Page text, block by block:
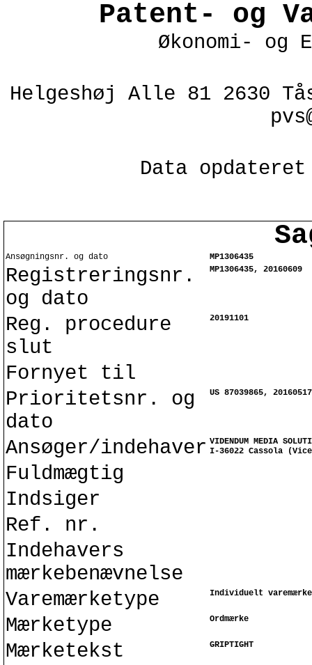
Patent- og
Økonomi- og
Helgeshøj Alle 81 2630
Data
Ansøgningsnr. og dato MP1306435
Registreringsnr.
og dato
MP1306435, 20160609
Reg. procedure
slut
20191101
Fornyet til
Prioritetsnr. og
dato
US 87039865, 20160517
Ansøger/indehaver VIDENDUM MEDIA
I-36022 Cassola
Fuldmægtig
Indsiger
Ref. nr.
Indehavers
mærkebenævnelse
Varemærketype
Individuelt varemærke
Mærketype Ordmærke
Mærketekst GRIPTIGHT